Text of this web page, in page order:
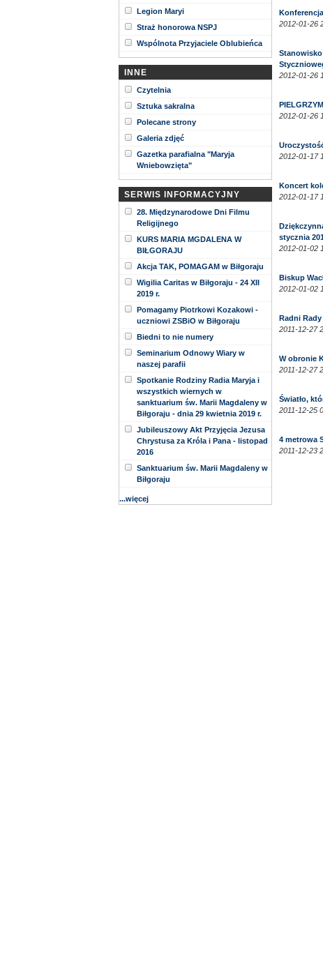
Legion Maryi
Straż honorowa NSPJ
Wspólnota Przyjaciele Oblubieńca
INNE
Czytelnia
Sztuka sakralna
Polecane strony
Galeria zdjęć
Gazetka parafialna "Maryja
Wniebowzięta"
SERWIS INFORMACYJNY
28. Międzynarodowe Dni Filmu
Religijnego
KURS MARIA MGDALENA W
BIŁGORAJU
Akcja TAK, POMAGAM w Biłgoraju
Wigilia Caritas w Biłgoraju - 24 XII
2019 r.
Pomagamy Piotrkowi Kozakowi -
uczniowi ZSBiO w Biłgoraju
Biedni to nie numery
Seminarium Odnowy Wiary w
naszej parafii
Spotkanie Rodziny Radia Maryja i
wszystkich wiernych w
sanktuarium św. Marii Magdaleny w
Biłgoraju - dnia 29 kwietnia 2019 r.
Jubileuszowy Akt Przyjęcia Jezusa
Chrystusa za Króla i Pana - listopad
2016
Sanktuarium św. Marii Magdaleny w
Biłgoraju
...więcej
2012-01-26
2012-01-26
2012-01-26
2012-01-17
Koncert
2012-01-17
stycznia
2012-01-02
Biskup
2012-01-02
Radni
2011-12-27
W obronie
2011-12-27
Światło,
2011-12-25
4 metrowa
2011-12-23